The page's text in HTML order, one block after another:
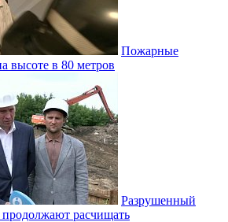
Пожарные
высоте в 80 метров
Разрушенный
продолжают расчищать